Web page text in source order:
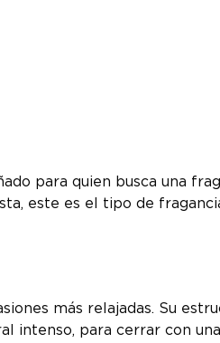
para quien busca una
este es el tipo de
más relajadas. Su
intenso, para cerrar con